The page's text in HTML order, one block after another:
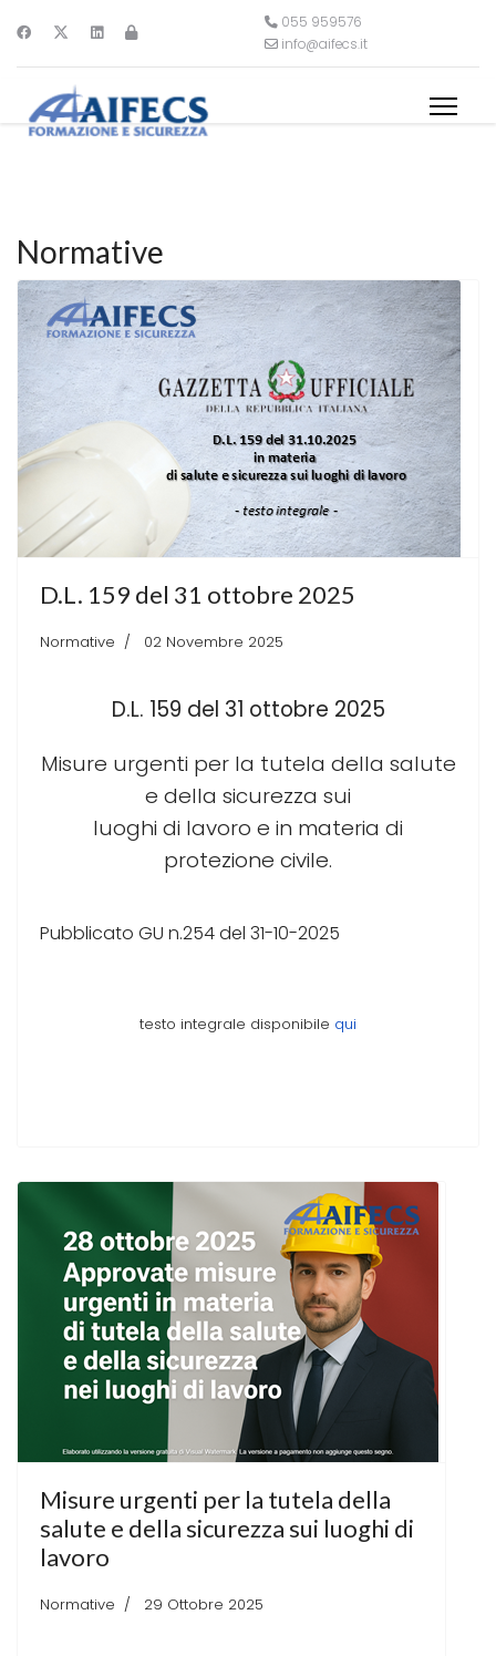
055 959576
info@aifecs.it
Normative
D.L. 159 del 31 ottobre 2025
Normative 02 Novembre 2025
D.L. 159 del 31 ottobre 2025
Misure urgenti per la tutela della salute
e della sicurezza sui
luoghi di lavoro e in materia di
protezione civile.
Pubblicato GU n.254 del 31-10-2025
testo integrale disponibile qui
Misure urgenti per la tutela della
salute e della sicurezza sui luoghi di
lavoro
Normative 29 Ottobre 2025